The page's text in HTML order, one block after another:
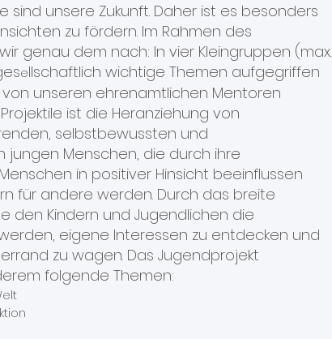
sind unsere Zukunft. Daher ist es besonders
zu fördern. Im Rahmen des
genau dem nach: In vier Kleingruppen (max.
ellschaftlich wichtige Themen aufgegriffen
unseren ehrenamtlichen Mentoren
ist die Heranziehung von
selbstbewussten und
Menschen, die durch ihre
in positiver Hinsicht beeinflussen
für andere werden. Durch das breite
den Kindern und Jugendlichen die
eigene Interessen zu entdecken und
zu wagen. Das Jugendprojekt
folgende Themen: